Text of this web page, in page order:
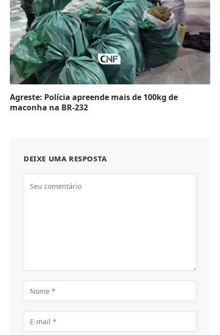
Agreste: Polícia apreende mais de 100kg de
maconha na BR-232
DEIXE UMA RESPOSTA